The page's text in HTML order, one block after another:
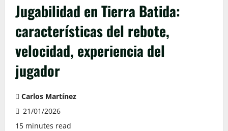
Jugabilidad en Tierra Batida:
características del rebote,
velocidad, experiencia del
jugador
Carlos Martínez
21/01/2026
15 minutes read